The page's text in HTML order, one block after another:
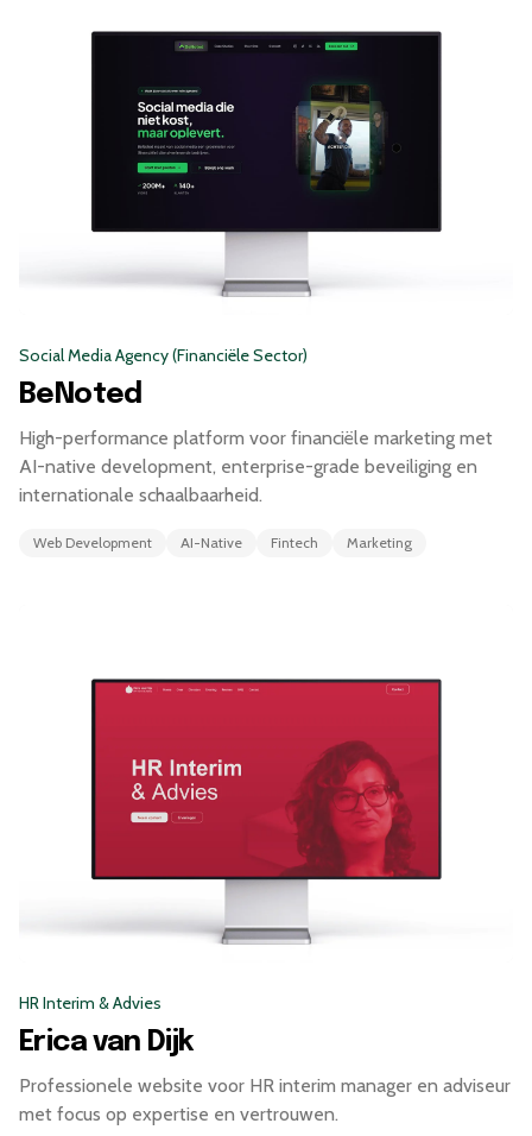
Social Media Agency (Financiële Sector)
BeNoted
High-performance platform voor financiële marketing met
AI-native development, enterprise-grade beveiliging en
internationale schaalbaarheid.
Web Development AI-Native Fintech Marketing
HR Interim & Advies
Erica van Dijk
Professionele website voor HR interim manager en adviseur
met focus op expertise en vertrouwen.